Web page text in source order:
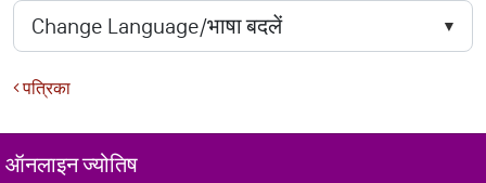
पत्रिका
ऑनलाइन ज्योतिष